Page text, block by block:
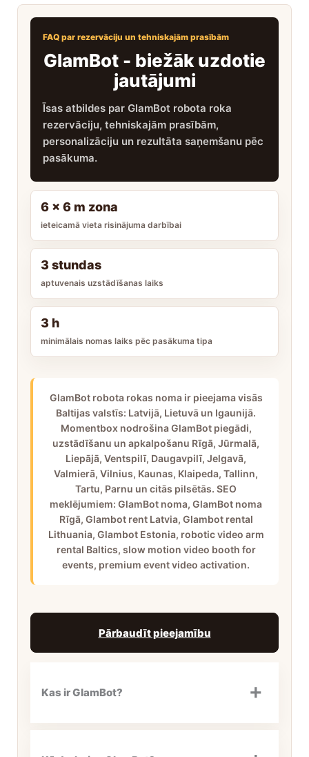
FAQ par rezervāciju un tehniskajām prasībām
GlamBot - biežāk uzdotie
jautājumi
Īsas atbildes par GlamBot robota roka
rezervāciju, tehniskajām prasībām,
personalizāciju un rezultāta saņemšanu pēc
pasākuma.
6 x 6 m zona
ieteicamā vieta risinājuma darbībai
3 stundas
aptuvenais uzstādīšanas laiks
3 h
minimālais nomas laiks pēc pasākuma tipa
GlamBot robota rokas noma ir pieejama visās
Baltijas valstīs: Latvijā, Lietuvā un Igaunijā.
Momentbox nodrošina GlamBot piegādi,
uzstādīšanu un apkalpošanu Rīgā, Jūrmalā,
Liepājā, Ventspilī, Daugavpilī, Jelgavā,
Valmierā, Vilnius, Kaunas, Klaipeda, Tallinn,
Tartu, Parnu un citās pilsētās. SEO
meklējumiem: GlamBot noma, GlamBot noma
Rīgā, Glambot rent Latvia, Glambot rental
Lithuania, Glambot Estonia, robotic video arm
rental Baltics, slow motion video booth for
events, premium event video activation.
Pārbaudīt pieejamību
Kas ir GlamBot?